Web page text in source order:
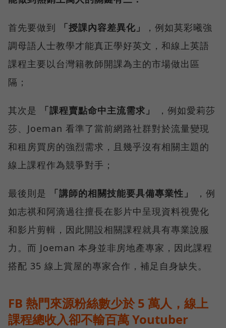
首先要做到 「授課內容差異化」
，例如莫彩曦強
調母語人士教學才能真正學好英文，和線上英語
課程主要以台灣籍教師開課為主的市場做出區
隔；
其次是 「課程賣點命中主流需求」
，例如愛莉莎
莎、Joeman 看準了當前網路社群對於流量變現
和租房買房的強烈需求，且幾乎沒有相關主題的
線上課程作為競爭對手；
最後則是 「講師的相關技能要具備專業性」
，例
如志祺和阿滴過往擅長在影片中呈現資料視覺化
和影片剪輯，因此開設相關課程就具有專業說服
力。而 Joeman 本身並非房地產專家，因此課程
搭配 35 線上賞屋的專家合作，補足自身缺失。
FB 熱門來源粉絲數少於 5 萬人，線上
課程總收入卻不輸百萬 Youtuber